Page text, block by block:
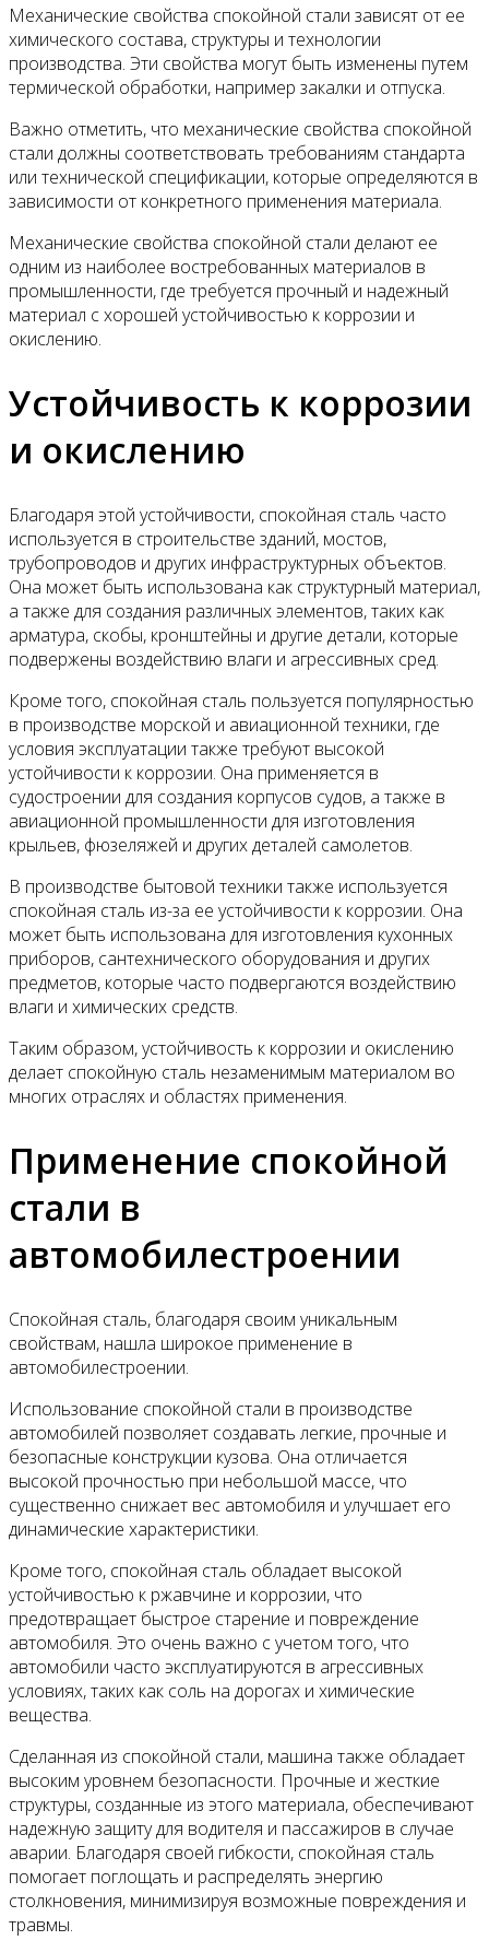
Механические свойства спокойной стали зависят от ее
химического состава, структуры и технологии
производства. Эти свойства могут быть изменены путем
термической обработки, например закалки и отпуска.
Важно отметить, что механические свойства спокойной
стали должны соответствовать требованиям стандарта
или технической спецификации, которые определяются в
зависимости от конкретного применения материала.
Механические свойства спокойной стали делают ее
одним из наиболее востребованных материалов в
промышленности, где требуется прочный и надежный
материал с хорошей устойчивостью к коррозии и
окислению.
Устойчивость к коррозии
и окислению
Благодаря этой устойчивости, спокойная сталь часто
используется в строительстве зданий, мостов,
трубопроводов и других инфраструктурных объектов.
Она может быть использована как структурный материал,
а также для создания различных элементов, таких как
арматура, скобы, кронштейны и другие детали, которые
подвержены воздействию влаги и агрессивных сред.
Кроме того, спокойная сталь пользуется популярностью
в производстве морской и авиационной техники, где
условия эксплуатации также требуют высокой
устойчивости к коррозии. Она применяется в
судостроении для создания корпусов судов, а также в
авиационной промышленности для изготовления
крыльев, фюзеляжей и других деталей самолетов.
В производстве бытовой техники также используется
спокойная сталь из-за ее устойчивости к коррозии. Она
может быть использована для изготовления кухонных
приборов, сантехнического оборудования и других
предметов, которые часто подвергаются воздействию
влаги и химических средств.
Таким образом, устойчивость к коррозии и окислению
делает спокойную сталь незаменимым материалом во
многих отраслях и областях применения.
Применение спокойной
стали в
автомобилестроении
Спокойная сталь, благодаря своим уникальным
свойствам, нашла широкое применение в
автомобилестроении.
Использование спокойной стали в производстве
автомобилей позволяет создавать легкие, прочные и
безопасные конструкции кузова. Она отличается
высокой прочностью при небольшой массе, что
существенно снижает вес автомобиля и улучшает его
динамические характеристики.
Кроме того, спокойная сталь обладает высокой
устойчивостью к ржавчине и коррозии, что
предотвращает быстрое старение и повреждение
автомобиля. Это очень важно с учетом того, что
автомобили часто эксплуатируются в агрессивных
условиях, таких как соль на дорогах и химические
вещества.
Сделанная из спокойной стали, машина также обладает
высоким уровнем безопасности. Прочные и жесткие
структуры, созданные из этого материала, обеспечивают
надежную защиту для водителя и пассажиров в случае
аварии. Благодаря своей гибкости, спокойная сталь
помогает поглощать и распределять энергию
столкновения, минимизируя возможные повреждения и
травмы.